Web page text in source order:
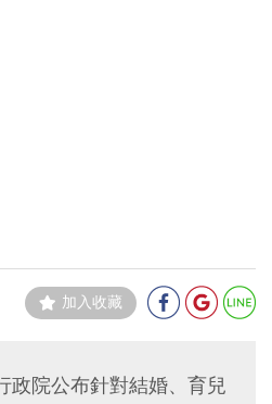
加入收藏
政院公布針對結婚、育兒